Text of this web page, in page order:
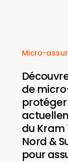
Micro-
de
du Kram
Nord &
pour